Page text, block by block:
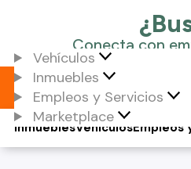
Vehículos
Inmuebles
Empleos y Servicios
Marketplace
Vehículos
Inmuebles Empleos